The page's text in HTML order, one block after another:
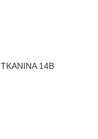
14B